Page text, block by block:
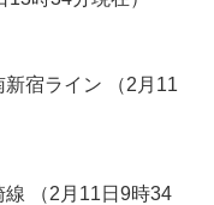
新宿ライン （2月11
線 （2月11日9時34